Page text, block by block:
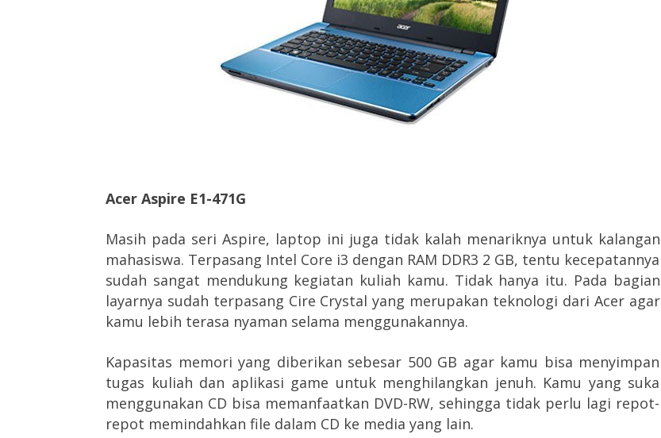
Acer Aspire E1-471G
Masih pada seri Aspire, laptop ini juga tidak kalah menariknya untuk kalangan
mahasiswa. Terpasang Intel Core i3 dengan RAM DDR3 2 GB, tentu kecepatannya
sudah sangat mendukung kegiatan kuliah kamu. Tidak hanya itu. Pada bagian
layarnya sudah terpasang Cire Crystal yang merupakan teknologi dari Acer agar
kamu lebih terasa nyaman selama menggunakannya.
Kapasitas memori yang diberikan sebesar 500 GB agar kamu bisa menyimpan
tugas kuliah dan aplikasi game untuk menghilangkan jenuh. Kamu yang suka
menggunakan CD bisa memanfaatkan DVD-RW, sehingga tidak perlu lagi repot-
repot memindahkan file dalam CD ke media yang lain.